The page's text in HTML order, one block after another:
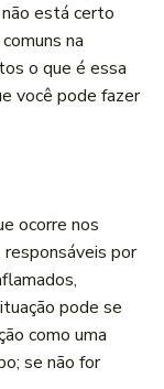
está certo
na
o que é essa
você pode fazer
ocorre nos
responsáveis por
pode se
como uma
se não for